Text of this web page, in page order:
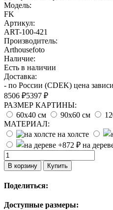
Модель:
FK
Артикул:
ART-100-421
Производитель:
Arthousefoto
Наличие:
Есть в наличии
Доставка:
- по России (CDEK) цена
8506 ₽5397 ₽
РАЗМЕР КАРТИНЫ:
60х40 см
90х60 см
МАТЕРИАЛ:
на холсте
на
В корзину Купить
Поделиться:
Доступные размеры: